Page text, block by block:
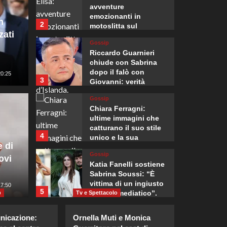
premier Spajic
per i rimpatri
di
2
avventure
emozionanti in
motoslitta sul
più grande d’Islanda.
3
Gossip
Riccardo Guarnieri
chiude con Sabrina
dopo il falò con
Giovanni: verità
4
Gossip
Chiara Ferragni:
ultime immagini che
catturano il suo stile
unico e la sua
5
Gossip
Katia Fanelli sostiene
Sabrina Soussi: “È
vittima di un ingiusto
attacco mediatico”.
Cristian confessa il
Tv e Spettacolo
Ornella Muti e Monica